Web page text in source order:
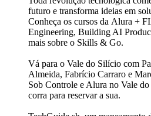
futuro e transforma ideias em
Conheça os cursos da Alura +
Engineering, Building AI
mais sobre o Skills & Go.
Vá para o Vale do Silício com
Almeida, Fabrício Carraro e
Sob Controle e Alura no Vale
corra para reservar a sua.